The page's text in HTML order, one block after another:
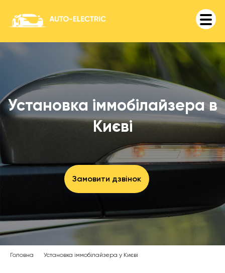
Установка іммобілайзера в
Києві
Замовити дзвінок
Головна Установка іммобілайзера у Києві